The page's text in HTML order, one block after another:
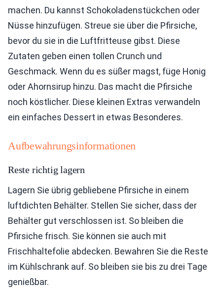
machen. Du kannst Schokoladenstückchen oder
Nüsse hinzufügen. Streue sie über die Pfirsiche,
bevor du sie in die Luftfritteuse gibst. Diese
Zutaten geben einen tollen Crunch und
Geschmack. Wenn du es süßer magst, füge Honig
oder Ahornsirup hinzu. Das macht die Pfirsiche
noch köstlicher. Diese kleinen Extras verwandeln
ein einfaches Dessert in etwas Besonderes.
Aufbewahrungsinformationen
Reste richtig lagern
Lagern Sie übrig gebliebene Pfirsiche in einem
luftdichten Behälter. Stellen Sie sicher, dass der
Behälter gut verschlossen ist. So bleiben die
Pfirsiche frisch. Sie können sie auch mit
Frischhaltefolie abdecken. Bewahren Sie die Reste
im Kühlschrank auf. So bleiben sie bis zu drei Tage
genießbar.